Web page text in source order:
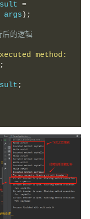
=
args );
的逻辑
method:
;